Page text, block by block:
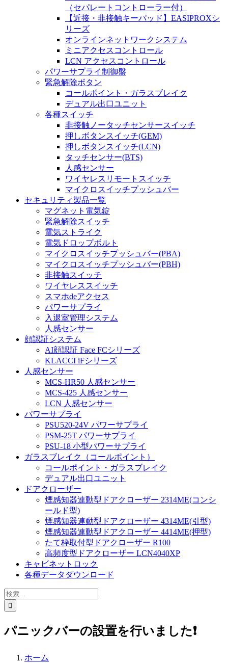
（セパレートコントローラー付）
【近接・非接触キーパッド】EASIPROXシ
リーズ
オンラインネットワークシステム
ミニアクセスコントロール
LCN アクセスコントロール
パワーサプライ制御盤
緊急解除ボタン
コールポイント・ガラスブレイク
デュアル出口ユニット
各種スイッチ
非接触ノータッチセンサースイッチ
押しボタンスイッチ(GEM)
押しボタンスイッチ(LCN)
タッチセンサー(BTS)
人感センサー
ワイヤレスリモートスイッチ
マイクロスイッチプッシュバー
セキュリティ製品一覧
マグネット電気錠
緊急解除スイッチ
電気ストライク
電気ドロップボルト
マイクロスイッチプッシュバー(PBA)
マイクロスイッチプッシュバー(PBH)
非接触スイッチ
ワイヤレススイッチ
スマホdeアクセス
パワーサプライ
入退室管理システム
人感センサー
顔認証システム
AI顔認証 Face FCシリーズ
KLACCI iFシリーズ
人感センサー
MCS-HR50 人感センサー
MCS-425 人感センサー
LCN 人感センサー
パワーサプライ
PSU520-24V パワーサプライ
PSM-25T パワーサプライ
PSU-18 小型パワーサプライ
ガラスブレイク（コールポイント）
コールポイント・ガラスブレイク
デュアル出口ユニット
ドアクローザー
煙感知器連動型ドアクローザー 2314ME(コンシ
ールド型)
煙感知器連動型ドアクローザー 4314ME(引型)
煙感知器連動型ドアクローザー 4414ME(押型)
たて枠取付型ドアクローザー R100
高頻度型ドアクローザー LCN4040XP
キャビネットロック
各種データダウンロード
検
索
…
パニックバーの設置を行いました❗️
ホーム